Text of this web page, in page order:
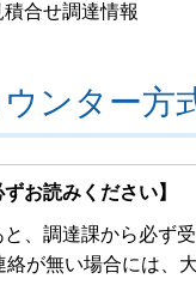
合せ調達情報
ンター方
お読みください】
、調達課から必ず
が無い場合には、